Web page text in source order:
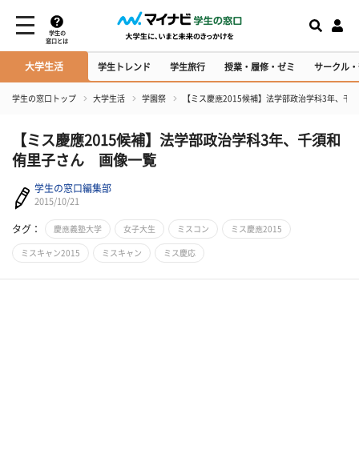
学生の
窓口とは
大学生活 学生トレンド 学生旅行 授業・履修・ゼミ サークル
学生の窓口トップ 大学生活 学園祭 【ミス慶應2015候補】法学部政治学科3年、千
【ミス慶應2015候補】法学部政治学科3年、千須和
侑里子さん 画像一覧
学生の窓口編集部
2015/10/21
タグ： 慶應義塾大学 女子大生 ミスコン ミス慶應2015
ミスキャン2015 ミスキャン ミス慶応